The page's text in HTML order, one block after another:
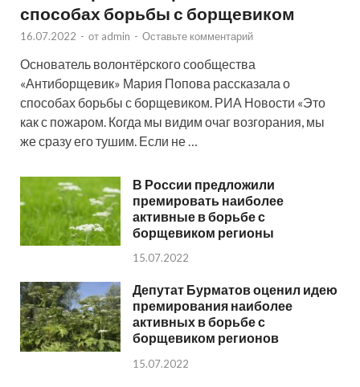
способах борьбы с борщевиком
16.07.2022 - от admin - Оставьте комментарий
Основатель волонтёрского сообщества
«Антиборщевик» Мария Попова рассказала о
способах борьбы с борщевиком. РИА Новости «Это
как с пожаром. Когда мы видим очаг возгорания, мы
же сразу его тушим. Если не …
В России предложили
премировать наиболее
активные в борьбе с
борщевиком регионы
15.07.2022
Депутат Бурматов оценил идею
премирования наиболее
активных в борьбе с
борщевиком регионов
15.07.2022